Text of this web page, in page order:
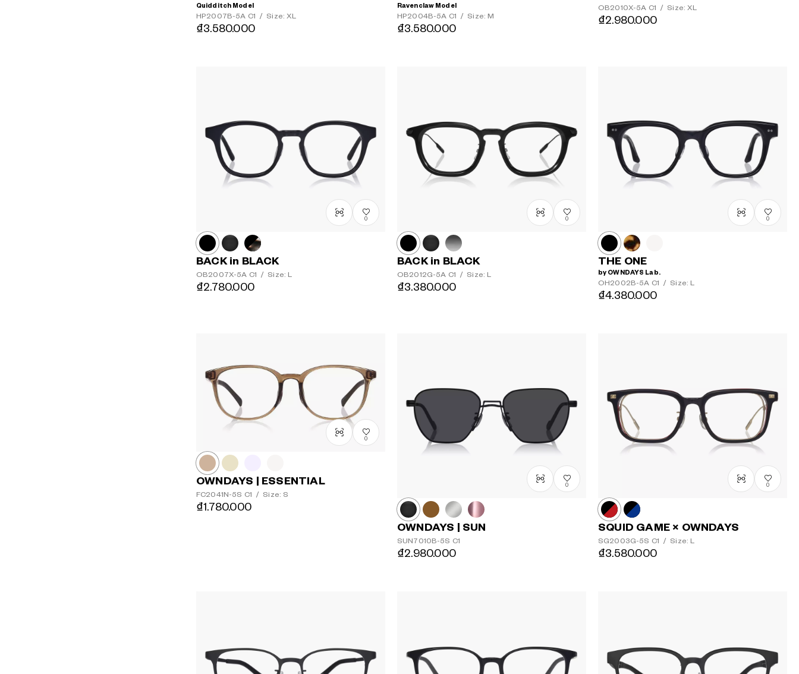
Quidditch Model
HP2007B-5A C1 / Size: XL
₫3.580.000
Ravenclaw Model
HP2004B-5A C1 / Size: M
₫3.580.000
OB2010X-5A C1 / Size: XL
₫2.980.000
0
BACK in BLACK
OB2007X-5A C1 / Size: L
₫2.780.000
0
BACK in BLACK
OB2012G-5A C1 / Size: L
₫3.380.000
0
THE ONE
by OWNDAYS Lab.
OH2002B-5A C1 / Size: L
₫4.380.000
0
OWNDAYS | ESSENTIAL
FC2041N-5S C1 / Size: S
₫1.780.000
0
OWNDAYS | SUN
SUN7010B-5S C1
₫2.980.000
0
SQUID GAME × OWNDAYS
SG2003G-5S C1 / Size: L
₫3.580.000